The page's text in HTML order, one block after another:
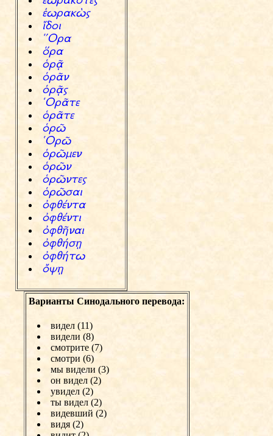
ҐvrakЖw
аdoi
†Ora
чra
хr
хrЌn
хrw
„OrЌte
хrЌte
хrЗ
„OrЗ
хrЗmen
хrЗn
хrЗntew
хrЗsai
фfyЎnta
фfyЎnti
фfy°nai
фfy®sъ
фfy®tv
цcъ
Варианты Синодального перевода:
видел (11)
видели (8)
смотрите (7)
смотри (6)
мы видели (3)
он видел (2)
увидел (2)
ты видел (2)
видевший (2)
видя (2)